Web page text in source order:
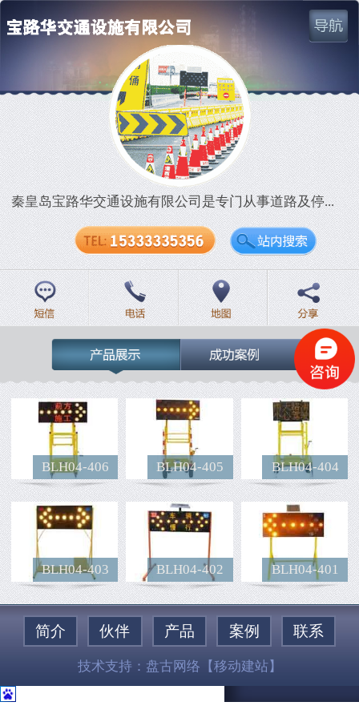
秦皇岛宝路华交通设施有限公司是专门从事道路及停...
BLH04-406 BLH04-405 BLH04-404
BLH04-403 BLH04-402 BLH04-401
简介 伙伴 产品 案例 联系
技术支持： 盘古网络 【移动建站】
网站首页
公司简介
战略伙伴
产品展示
成功案例
联系我们